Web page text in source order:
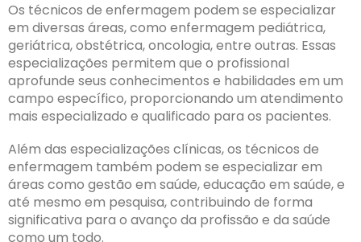
Os técnicos de enfermagem podem se especializar
em diversas áreas, como enfermagem pediátrica,
geriátrica, obstétrica, oncologia, entre outras. Essas
especializações permitem que o profissional
aprofunde seus conhecimentos e habilidades em um
campo específico, proporcionando um atendimento
mais especializado e qualificado para os pacientes.
Além das especializações clínicas, os técnicos de
enfermagem também podem se especializar em
áreas como gestão em saúde, educação em saúde, e
até mesmo em pesquisa, contribuindo de forma
significativa para o avanço da profissão e da saúde
como um todo.